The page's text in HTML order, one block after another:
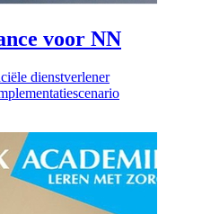
voor NN
dienstverlener